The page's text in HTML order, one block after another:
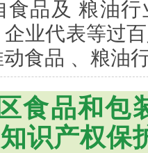
食品及 粮油
业代表等过
食品 、粮油
食品和包
识产权保